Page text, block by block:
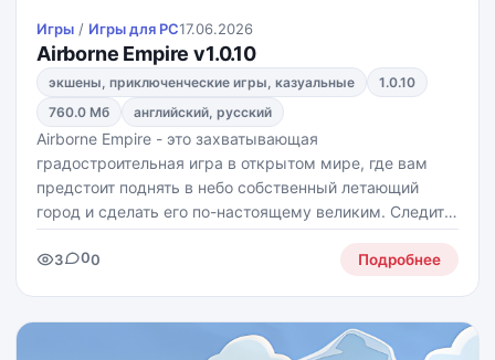
Игры / Игры для PС17.06.2026
Airborne Empire v1.0.10
экшены, приключенческие игры, казуальные
1.0.10
760.0 Мб
английский, русский
Airborne Empire - это захватывающая
градостроительная игра в открытом мире, где вам
предстоит поднять в небо собственный летающий
город и сделать его по-настоящему великим. Следите
за балансом подъёмной силы, тяги и равновесия,
развивайте инфраструктуру, заботьтесь о жителях и
3 00 Подробнее